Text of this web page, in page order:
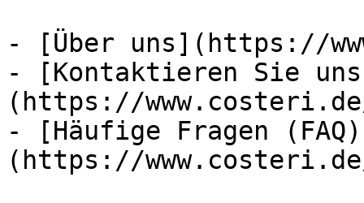
- [Über uns](https://
- [Kontaktieren Sie
(https://
- [Häufige Fragen
(https://